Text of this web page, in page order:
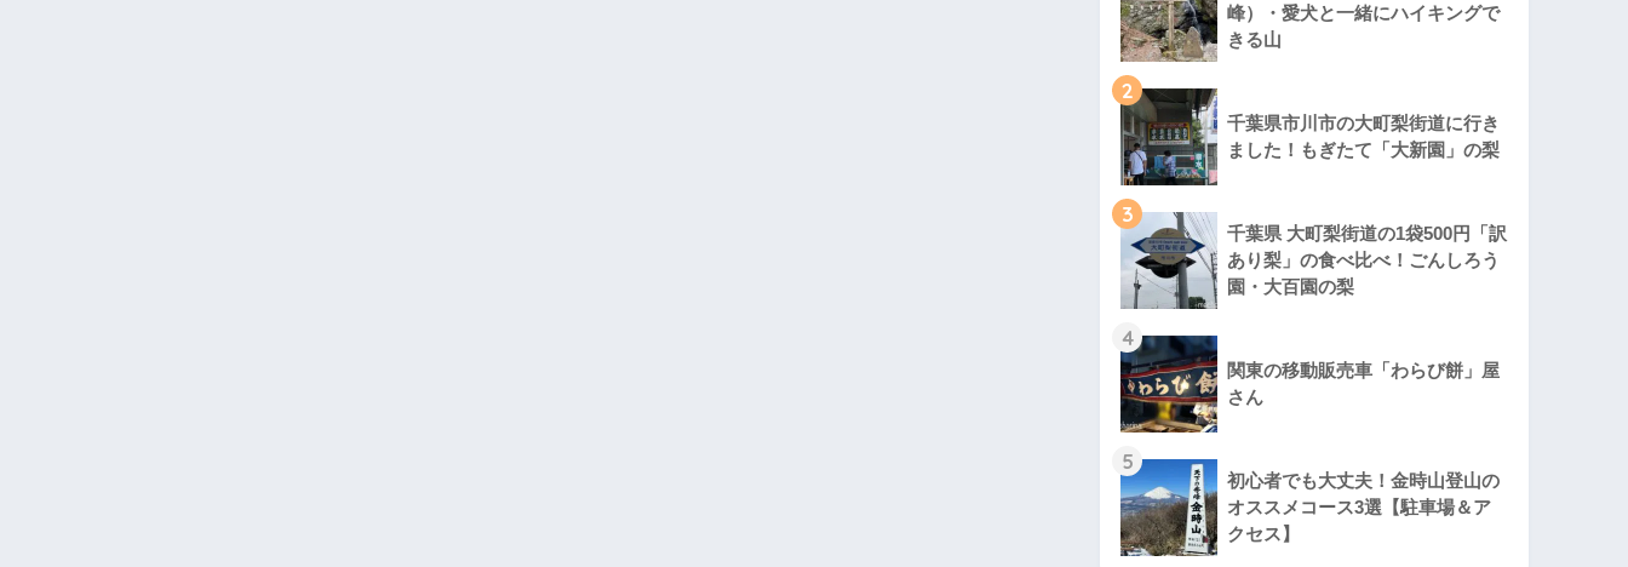
峰）・愛犬と一緒にハイキングで
きる山
2
千葉県市川市の大町梨街道に行き
ました！もぎたて「大新園」の梨
3
千葉県 大町梨街道の1袋500円「訳
あり梨」の食べ比べ！ごんしろう
園・大百園の梨
4
関東の移動販売車「わらび餅」屋
さん
5
初心者でも大丈夫！金時山登山の
オススメコース3選【駐車場＆ア
クセス】